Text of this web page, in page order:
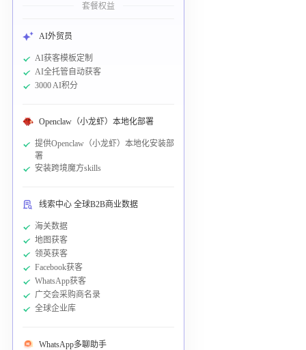
套餐权益
AI外贸员
AI获客模板定制
AI全托管自动获客
3000 AI积分
Openclaw（小龙虾）本地化部署
提供Openclaw（小龙虾）本地化安装部
署
安装跨境魔方skills
线索中心 全球B2B商业数据
海关数据
地图获客
领英获客
Facebook获客
WhatsApp获客
广交会采购商名录
全球企业库
WhatsApp多聊助手